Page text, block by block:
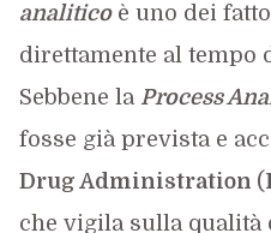
analiticoè uno dei
direttamente al tempo
Sebbene la Process
fosse già prevista e
Drug Administration (
che vigila sulla qualità